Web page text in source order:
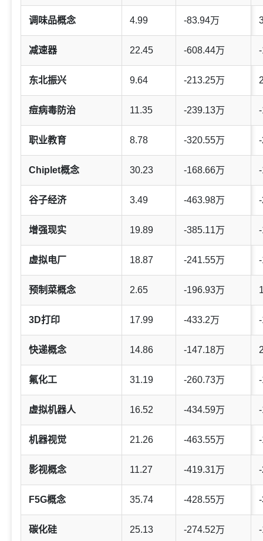
调味品概念 4.99 -83.94万
减速器 22.45 -608.44万
东北振兴 9.64 -213.25万
痘病毒防治 11.35 -239.13万
职业教育 8.78 -320.55万
Chiplet概念 30.23 -168.66万
谷子经济 3.49 -463.98万
增强现实 19.89 -385.11万
虚拟电厂 18.87 -241.55万
预制菜概念 2.65 -196.93万
3D打印 17.99 -433.2万
快递概念 14.86 -147.18万
氟化工 31.19 -260.73万
虚拟机器人 16.52 -434.59万
机器视觉 21.26 -463.55万
影视概念 11.27 -419.31万
F5G概念 35.74 -428.55万
碳化硅 25.13 -274.52万